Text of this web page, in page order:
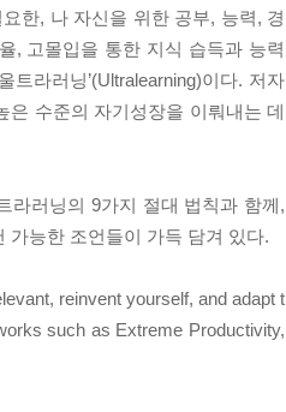
한, 나 자신을 위한 공부, 능력, 경
, 고몰입을 통한 지식 습득과 능력
라러닝’(Ultralearning)이다. 저자
수준의 자기성장을 이뤄내는 데
라러닝의 9가지 절대 법칙과 함께,
가능한 조언들이 가득 담겨 있다.
reinvent yourself, and adapt t
such as Extreme Productivity,